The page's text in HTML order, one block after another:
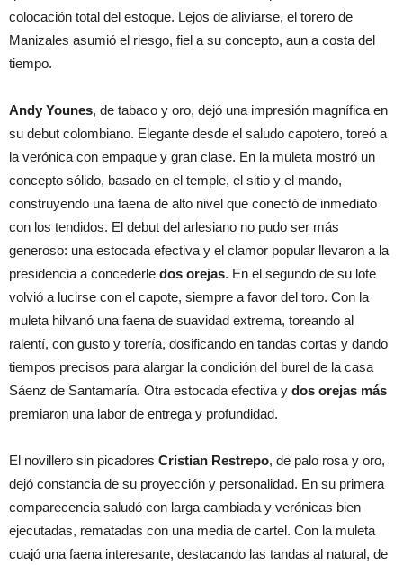
colocación total del estoque. Lejos de aliviarse, el torero de
Manizales asumió el riesgo, fiel a su concepto, aun a costa del
tiempo.
Andy Younes, de tabaco y oro, dejó una impresión magnífica en
su debut colombiano. Elegante desde el saludo capotero, toreó a
la verónica con empaque y gran clase. En la muleta mostró un
concepto sólido, basado en el temple, el sitio y el mando,
construyendo una faena de alto nivel que conectó de inmediato
con los tendidos. El debut del arlesiano no pudo ser más
generoso: una estocada efectiva y el clamor popular llevaron a la
presidencia a concederle dos orejas. En el segundo de su lote
volvió a lucirse con el capote, siempre a favor del toro. Con la
muleta hilvanó una faena de suavidad extrema, toreando al
ralentí, con gusto y torería, dosificando en tandas cortas y dando
tiempos precisos para alargar la condición del burel de la casa
Sáenz de Santamaría. Otra estocada efectiva y dos orejas más
premiaron una labor de entrega y profundidad.
El novillero sin picadores Cristian Restrepo, de palo rosa y oro,
dejó constancia de su proyección y personalidad. En su primera
comparecencia saludó con larga cambiada y verónicas bien
ejecutadas, rematadas con una media de cartel. Con la muleta
cuajó una faena interesante, destacando las tandas al natural, de